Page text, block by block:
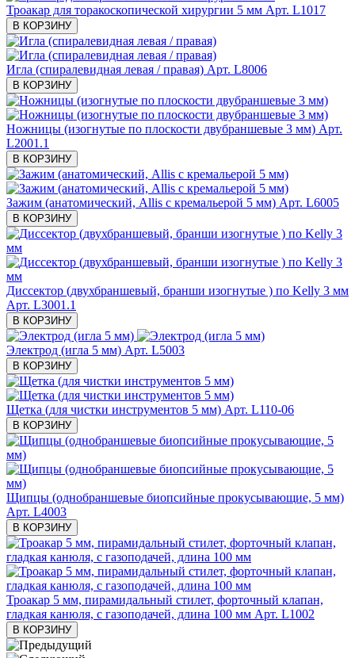
Троакар для торакоскопической хирургии 5 мм Арт. L1017
В КОРЗИНУ
Игла (спиралевидная левая / правая) Арт. L8006
В КОРЗИНУ
Ножницы (изогнутые по плоскости двубраншевые 3 мм) Арт.
L2001.1
В КОРЗИНУ
Зажим (анатомический, Allis с кремальерой 5 мм) Арт. L6005
В КОРЗИНУ
Диссектор (двухбраншевый, бранши изогнутые ) по Kelly 3 мм
Арт. L3001.1
В КОРЗИНУ
Электрод (игла 5 мм) Арт. L5003
В КОРЗИНУ
Щетка (для чистки инструментов 5 мм) Арт. L110-06
В КОРЗИНУ
Щипцы (однобраншевые биопсийные прокусывающие, 5 мм)
Арт. L4003
В КОРЗИНУ
Троакар 5 мм, пирамидальный стилет, форточный клапан,
гладкая канюля, с газоподачей, длина 100 мм Арт. L1002
В КОРЗИНУ